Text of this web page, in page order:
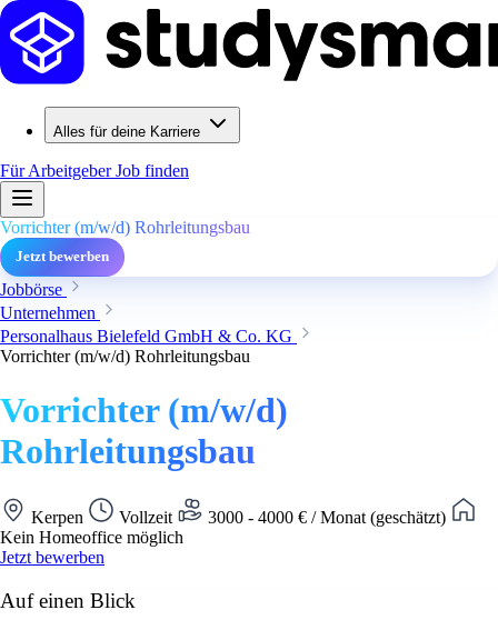
Alles für deine Karriere
Für ArbeitgeberJob finden
Vorrichter (m/w/d) Rohrleitungsbau
Jetzt bewerben
Jobbörse
Unternehmen
Personalhaus Bielefeld GmbH & Co. KG
Vorrichter (m/w/d) Rohrleitungsbau
Vorrichter (m/w/d)
Rohrleitungsbau
Kerpen Vollzeit
3000 - 4000 € / Monat (geschätzt)
Kein Homeoffice möglich
Jetzt bewerben
Auf einen Blick